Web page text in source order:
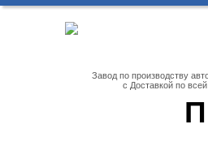
Завод по производству
с Доставкой по